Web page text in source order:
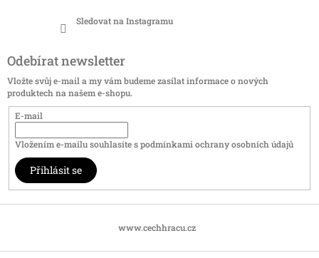
Sledovat na Instagramu
Odebírat newsletter
Vložte svůj e-mail a my vám budeme zasílat informace o nových
produktech na našem e-shopu.
E-mail
Vložením e-mailu souhlasíte spodmínkami ochrany osobních údajů
Přihlásit se
www.cechhracu.cz